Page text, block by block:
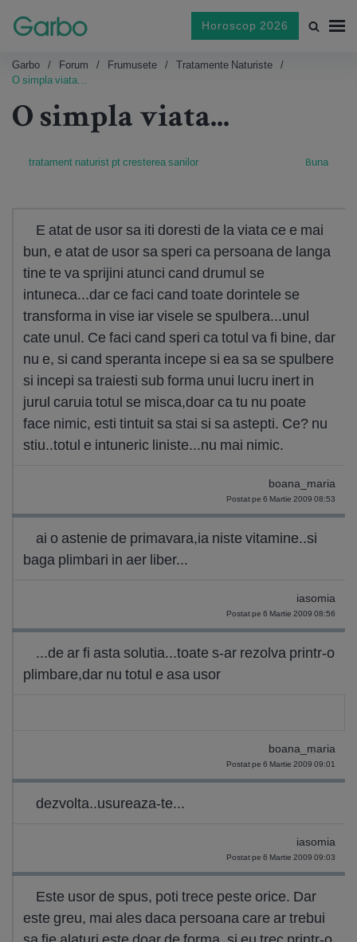
Horoscop 2026
Garbo Forum Frumusete
Tratamente Naturiste
O simpla viata...
O simpla viata...
tratament naturist pt cresterea sanilor Buna
E atat de usor sa iti doresti de la viata ce e mai
bun, e atat de usor sa speri ca persoana de langa
tine te va sprijini atunci cand drumul se
intuneca...dar ce faci cand toate dorintele se
transforma in vise iar visele se spulbera...unul
cate unul. Ce faci cand speri ca totul va fi bine, dar
nu e, si cand speranta incepe si ea sa se spulbere
si incepi sa traiesti sub forma unui lucru inert in
jurul caruia totul se misca,doar ca tu nu poate
face nimic, esti tintuit sa stai si sa astepti. Ce? nu
stiu..totul e intuneric liniste...nu mai nimic.
boana_maria
Postat pe 6 Martie 2009 08:53
ai o astenie de primavara,ia niste vitamine..si
baga plimbari in aer liber...
iasomia
Postat pe 6 Martie 2009 08:56
...de ar fi asta solutia...toate s-ar rezolva printr-o
plimbare,dar nu totul e asa usor
boana_maria
Postat pe 6 Martie 2009 09:01
dezvolta..usureaza-te...
iasomia
Postat pe 6 Martie 2009 09:03
Este usor de spus, poti trece peste orice. Dar
este greu, mai ales daca persoana care ar trebui